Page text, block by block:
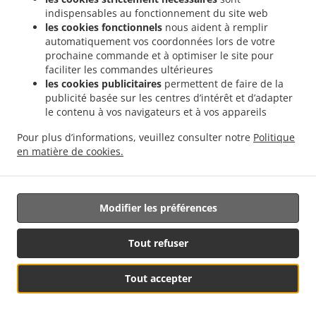
indispensables au fonctionnement du site web
les cookies fonctionnels nous aident à remplir
automatiquement vos coordonnées lors de votre
prochaine commande et à optimiser le site pour
faciliter les commandes ultérieures
les cookies publicitaires permettent de faire de la
publicité basée sur les centres d’intérêt et d’adapter
le contenu à vos navigateurs et à vos appareils
Pour plus d’informations, veuillez consulter notre Politique
en matière de cookies.
Tout accepter
Tout refuser
Modifier les préférences
Lorsque des données à caractère personnel sont
traitées à des fins de recherche scientifique ou historique
ou à des fins statistiques conformément au règlement, la
personne concernée, pour des motifs liés à sa situation
particulière, a le droit de s'opposer au traitement des
données personnelles le concernant, sauf si le traitement
est nécessaire à l'accomplissement d'une mission
effectuée pour des raisons d'intérêt public.
15. Prise de décision individuelle
automatisée, y compris le profilage
15.1.La personne concernée a le droit de ne pas être
soumise à une décision fondée uniquement sur un
traitement automatisé, y compris le profilage, qui produit
des effets juridiques la concernant ou l'affecte
significativement de manière similaire.
Le paragraphe 15.1. ne s'applique pas si la
Voir le menu & commander